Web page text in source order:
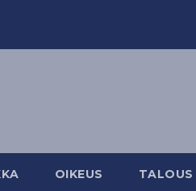
OIKEUS TALOUS